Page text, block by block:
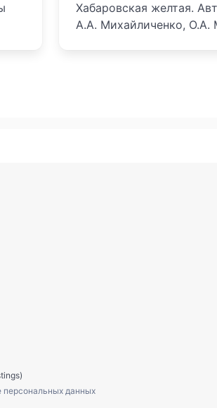
Хабаровская желтая.
А.А. Михайличенко, О.А.
данных